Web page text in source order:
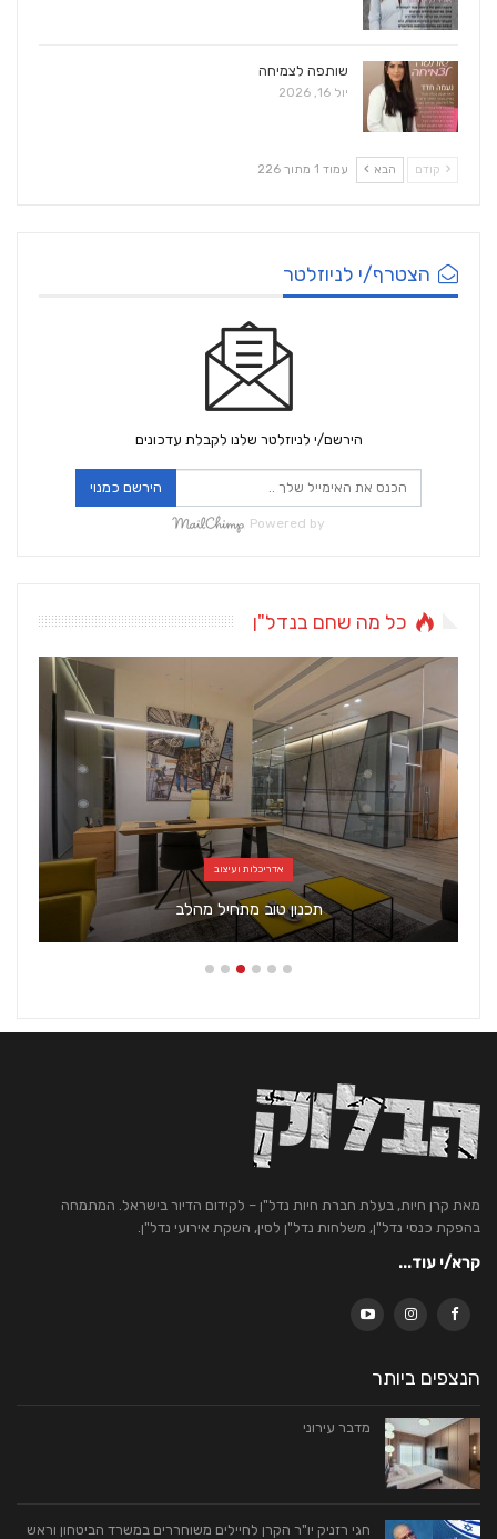
שותפה לצמיחה
יול 16, 2026
קודם הבא עמוד 1 מתוך 226
הצטרף/י לניוזלטר
הירשם/י לניוזלטר שלנו לקבלת עדכונים
הירשם כמנוי
Powered by
כל מה שחם בנדל"ן
אדריכלות ועיצוב
תכנון טוב מתחיל מהלב
מאת קרן חיות, בעלת חברת חיות נדל"ן – לקידום הדיור בישראל. המתמחה
בהפקת כנסי נדל"ן, משלחות נדל"ן לסין, השקת אירועי נדל"ן.
קרא/י עוד...
הנצפים ביותר
מדבר עירוני
חגי רזניק יו"ר הקרן לחיילים משוחררים במשרד הביטחון וראש